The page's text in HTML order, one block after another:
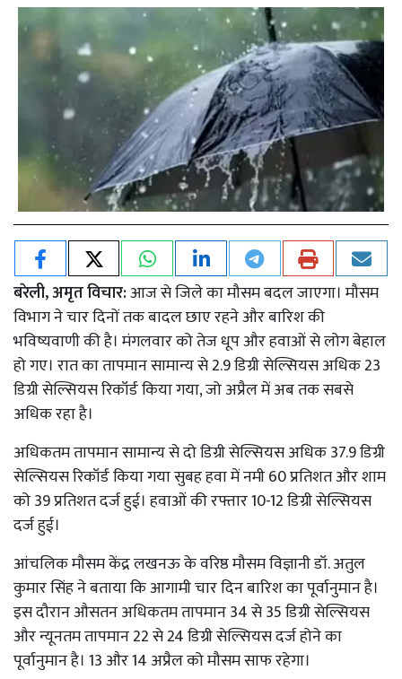
बरेली, अमृत विचार:आज से जिले का मौसम बदल जाएगा। मौसम
विभाग ने चार दिनों तक बादल छाए रहने और बारिश की
भविष्यवाणी की है। मंगलवार को तेज धूप और हवाओं से लोग बेहाल
हो गए। रात का तापमान सामान्य से 2.9 डिग्री सेल्सियस अधिक 23
डिग्री सेल्सियस रिकॉर्ड किया गया, जो अप्रैल में अब तक सबसे
अधिक रहा है।
अधिकतम तापमान सामान्य से दो डिग्री सेल्सियस अधिक 37.9 डिग्री
सेल्सियस रिकॉर्ड किया गया सुबह हवा में नमी 60 प्रतिशत और शाम
को 39 प्रतिशत दर्ज हुई। हवाओं की रफ्तार 10-12 डिग्री सेल्सियस
दर्ज हुई।
आंचलिक मौसम केंद्र लखनऊ के वरिष्ठ मौसम विज्ञानी डॉ. अतुल
कुमार सिंह ने बताया कि आगामी चार दिन बारिश का पूर्वानुमान है।
इस दौरान औसतन अधिकतम तापमान 34 से 35 डिग्री सेल्सियस
और न्यूनतम तापमान 22 से 24 डिग्री सेल्सियस दर्ज होने का
पूर्वानुमान है। 13 और 14 अप्रैल को मौसम साफ रहेगा।